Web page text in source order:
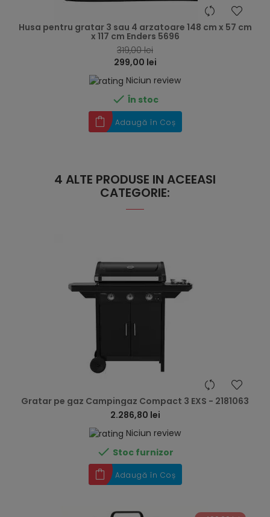
Husa pentru gratar 3 sau 4 arzatoare 148 cm x 57 cm
x 117 cm Enders 5696
319,00 lei
299,00 lei
Niciun review
 În stoc
Adaugă în Coș
4 ALTE PRODUSE IN ACEEASI
CATEGORIE:
Gratar pe gaz Campingaz Compact 3 EXS - 2181063
2.286,80 lei
Niciun review
 Stoc furnizor
Adaugă în Coș